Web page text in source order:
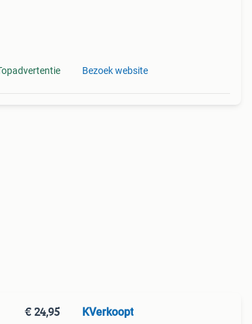
Bezoek website
€ 24,95 KVerkoopt